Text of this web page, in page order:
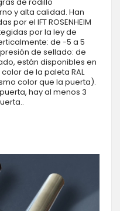
y alta calidad. Han
por el IFT ROSENHEIM
por la ley de
de -5 a 5
de sellado: de
están disponibles en
de la paleta RAL
color que la puerta).
hay al menos 3